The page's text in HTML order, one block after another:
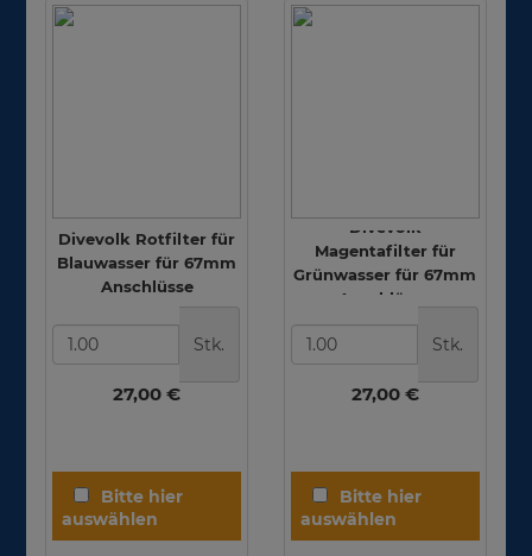
Divevolk Rotfilter für
Blauwasser für 67mm
Anschlüsse
Stk.
27,00 €
Divevolk
Magentafilter für
Grünwasser für 67mm
Anschlüsse
Stk.
27,00 €